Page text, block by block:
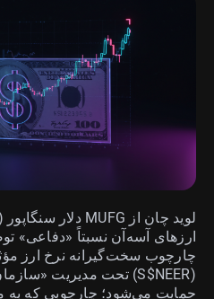
ارزهای آسه‌آن نسبتاً «دفاعی»
چارچوب سخت‌گیرانه نرخ ارز
حمایت می‌شود؛ چارچوبی که به